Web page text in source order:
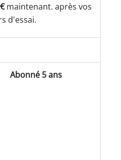
maintenant. après vos
d'essai.
Abonné 5 ans